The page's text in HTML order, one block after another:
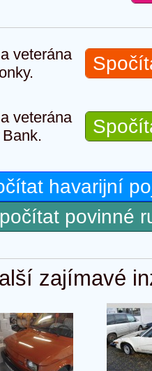
veterána
veterána
havarijní
povinné
zajímavé